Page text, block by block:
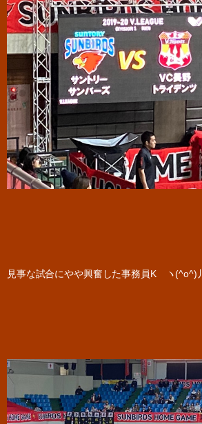
見事な試合にやや興奮した事務員K ヽ(^o^)丿